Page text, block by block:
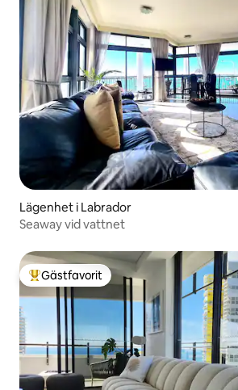
Lägenhet i Labrador
Seaway vid vattnet
Populär gästfavorit
Gästfavorit